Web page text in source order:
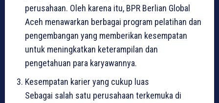
perusahaan. Oleh karena itu, BPR Berlian Global
Aceh menawarkan berbagai program pelatihan dan
pengembangan yang memberikan kesempatan
untuk meningkatkan keterampilan dan
pengetahuan para karyawannya.
Kesempatan karier yang cukup luas
Sebagai salah satu perusahaan terkemuka di